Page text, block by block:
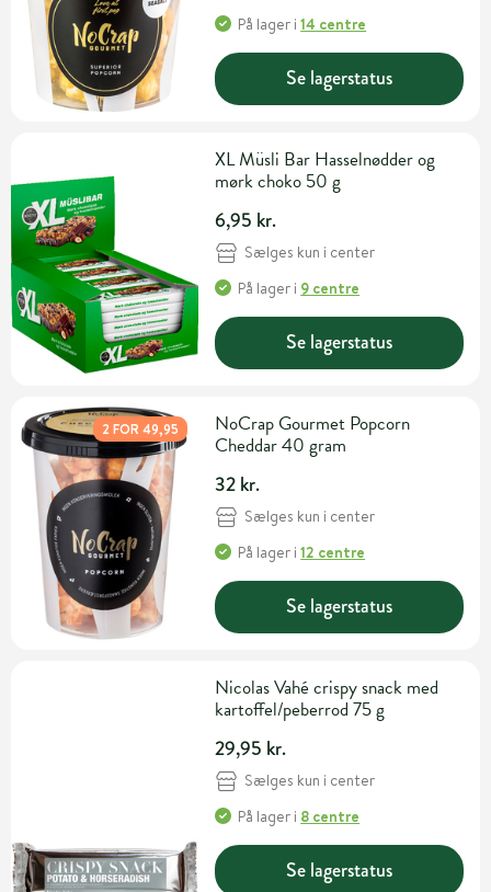
På lager i14 centre
Se lagerstatus
XL Müsli Bar Hasselnødder og
mørk choko 50 g
6,95 kr.
Sælges kun i center
På lager i 9 centre
Se lagerstatus
2 FOR 49,95
NoCrap Gourmet Popcorn
Cheddar 40 gram
32 kr.
Sælges kun i center
På lager i12 centre
Se lagerstatus
Nicolas Vahé crispy snack med
kartoffel/peberrod 75 g
29,95 kr.
Sælges kun i center
På lager i 8 centre
Se lagerstatus